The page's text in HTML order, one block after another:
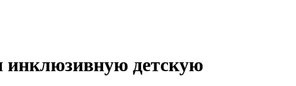
инклюзивную детскую